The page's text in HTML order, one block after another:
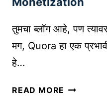
व
श्य
क
उ
तुमचा ब्लॉग आहे, पण
मग, Quora हा एक
हे…
READ MORE आ